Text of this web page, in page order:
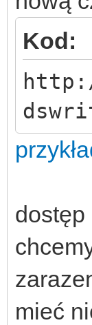
Kod:
dostęp
mieć